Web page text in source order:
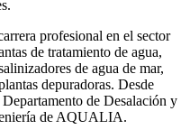
profesional en el sector
de tratamiento de agua,
de agua de mar,
depuradoras. Desde
de Desalación y
de AQUALIA.